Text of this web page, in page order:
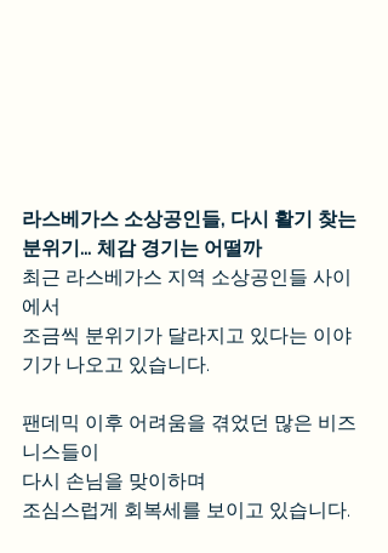
라스베가스 소상공인들, 다시 활기 찾는
분위기… 체감 경기는 어떨까
최근 라스베가스 지역 소상공인들 사이
에서
조금씩 분위기가 달라지고 있다는 이야
기가 나오고 있습니다.
팬데믹 이후 어려움을 겪었던 많은 비즈
니스들이
다시 손님을 맞이하며
조심스럽게 회복세를 보이고 있습니다.